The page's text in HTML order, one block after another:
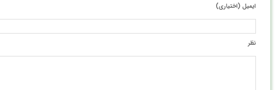
ایمیل (اختیاری)
نظر